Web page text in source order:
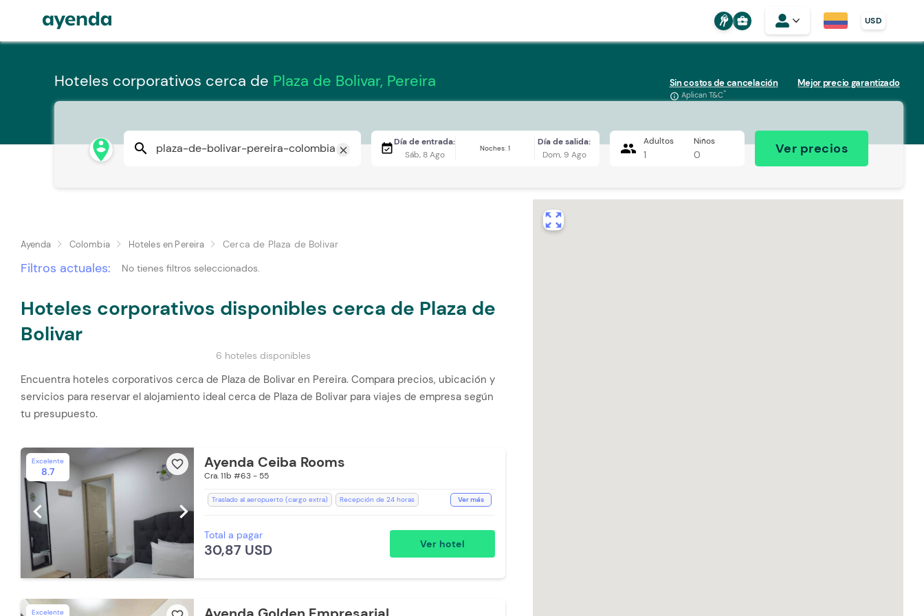
business_center USD
Hoteles corporativos cerca de Plaza de Bolivar, Pereira Sin costos de cancelación
info_outline Aplican T&C*
Mejor precio garantizado
person_pin_circle search close event_availableDía de entrada:
Sáb, 8 Ago
Noches: 1
Día de salida:
Dom, 9 Ago
people Adultos
1
Niños
0 Ver precios
Ayenda Colombia Hoteles en Pereira Cerca de Plaza de Bolivar
Filtros actuales: No tienes filtros seleccionados.
Hoteles corporativos disponibles cerca de Plaza de
Bolivar
6 hoteles disponibles
Encuentra hoteles corporativos cerca de Plaza de Bolivar en Pereira. Compara precios, ubicación y
servicios para reservar el alojamiento ideal cerca de Plaza de Bolivar para viajes de empresa según
tu presupuesto.
Excelente
8.7
favorite_border
chevron_left chevron_right
Ayenda Ceiba Rooms
Cra. 11b #63 - 55
Traslado al aeropuerto (cargo extra)
Recepción de 24 horas
Estación de Café
Aceptan Niños
Lavandería (Cargo Extra)
Ver más
Total a pagar
30,87 USD Ver hotel
Excelente
zoom_out_map